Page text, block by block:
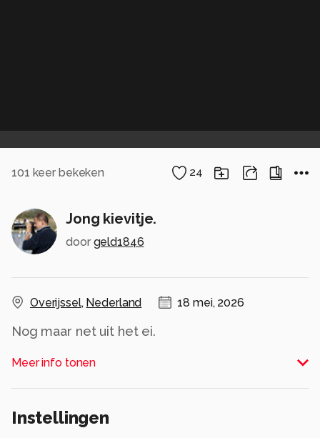
101 keer bekeken 24
Jong kievitje.
door geld1846
Overijssel, Nederland 18 mei, 2026
Nog maar net uit het ei.
Alle rechten voorbehouden
Meer info tonen
Instellingen